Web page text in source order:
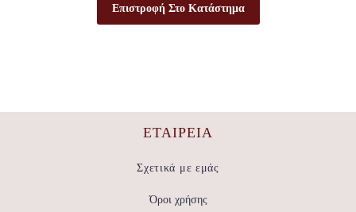
Επιστροφή Στο Κατάστημα
ΕΤΑΙΡΕΊΑ
Σχετικά με εμάς
Όροι χρήσης